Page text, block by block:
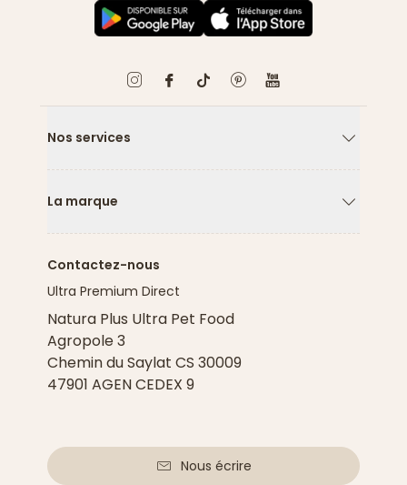
Nos services
La marque
Contactez-nous
Ultra Premium Direct
Natura Plus Ultra Pet Food
Agropole 3
Chemin du Saylat CS 30009
47901 AGEN CEDEX 9
Nous écrire